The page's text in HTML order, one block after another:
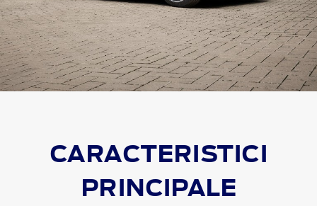
CARACTERISTICI
PRINCIPALE